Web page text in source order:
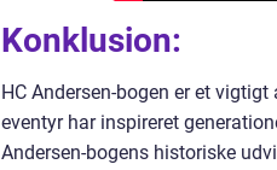
Konklusion:
HC Andersen-bogen er et
eventyr har inspireret
Andersen-bogens historiske